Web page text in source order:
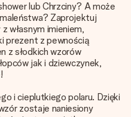
lub Chrzciny? A może
Zaprojektuj
własnym imieniem,
prezent z pewnością
z słodkich wzorów
jak i dziewczynek,
i cieplutkiego polaru. Dzięki
zostaje naniesiony